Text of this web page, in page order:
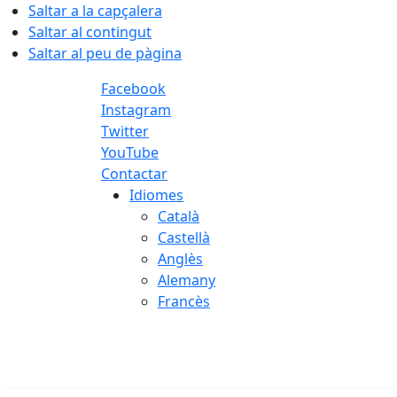
Saltar a la capçalera
Saltar al contingut
Saltar al peu de pàgina
Facebook
Instagram
Twitter
YouTube
Contactar
Idiomes
Català
Castellà
Anglès
Alemany
Francès